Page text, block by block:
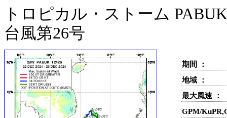
トロピカル・ストーム
台風第26号
期間 ：
地域 ：
最大風速 ：
GPM/